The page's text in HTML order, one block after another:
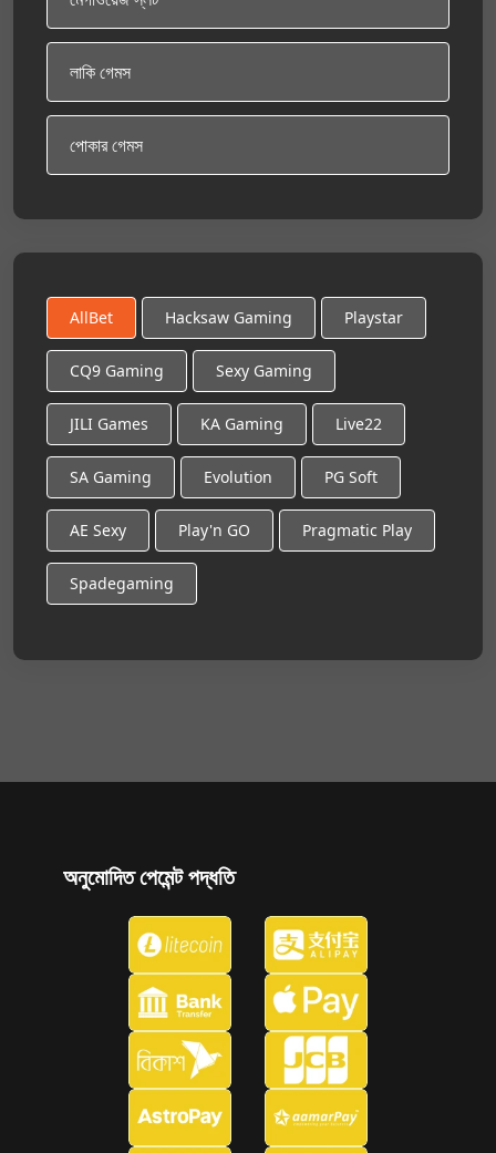
লাকি গেমস
পোকার গেমস
AllBet Hacksaw Gaming Playstar
CQ9 Gaming Sexy Gaming
JILI Games KA Gaming Live22
SA Gaming Evolution PG Soft
AE Sexy Play'n GO Pragmatic Play
Spadegaming
অনুমোদিত পেমেন্ট পদ্ধতি